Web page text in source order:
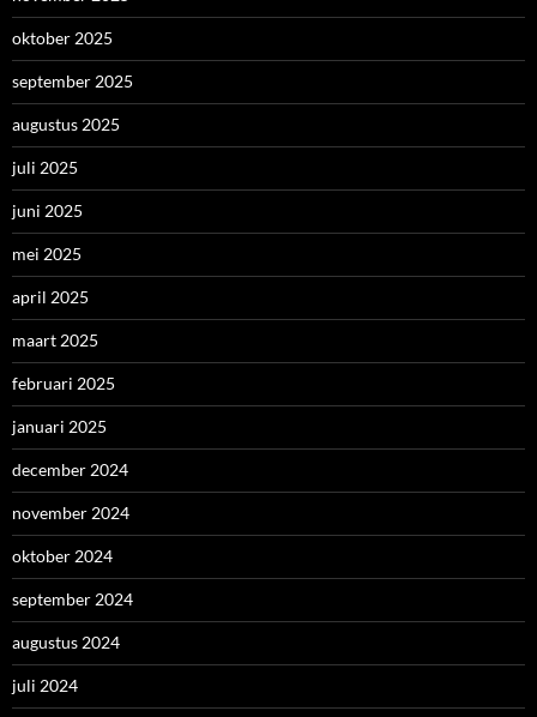
oktober 2025
september 2025
augustus 2025
juli 2025
juni 2025
mei 2025
april 2025
maart 2025
februari 2025
januari 2025
december 2024
november 2024
oktober 2024
september 2024
augustus 2024
juli 2024